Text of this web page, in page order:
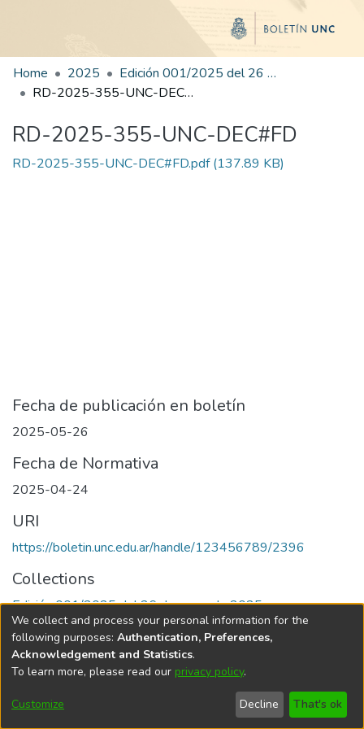
Home 2025
Edición 001/2025 del 26 de mayo de 2025
RD-2025-355-UNC-DEC#FD
RD-2025-355-UNC-DEC#FD
RD-2025-355-UNC-DEC#FD.pdf(137.89 KB)
Fecha de publicación en boletín
2025-05-26
Fecha de Normativa
2025-04-24
URI
https://boletin.unc.edu.ar/handle/123456789/2396
Collections
Edición 001/2025 del 26 de mayo de 2025
Universidad Nacional de Córdoba
We collect and process your personal information for the
following purposes: Authentication, Preferences,
Acknowledgement and Statistics.
To learn more, please read our privacy policy.
Customize Decline That's ok